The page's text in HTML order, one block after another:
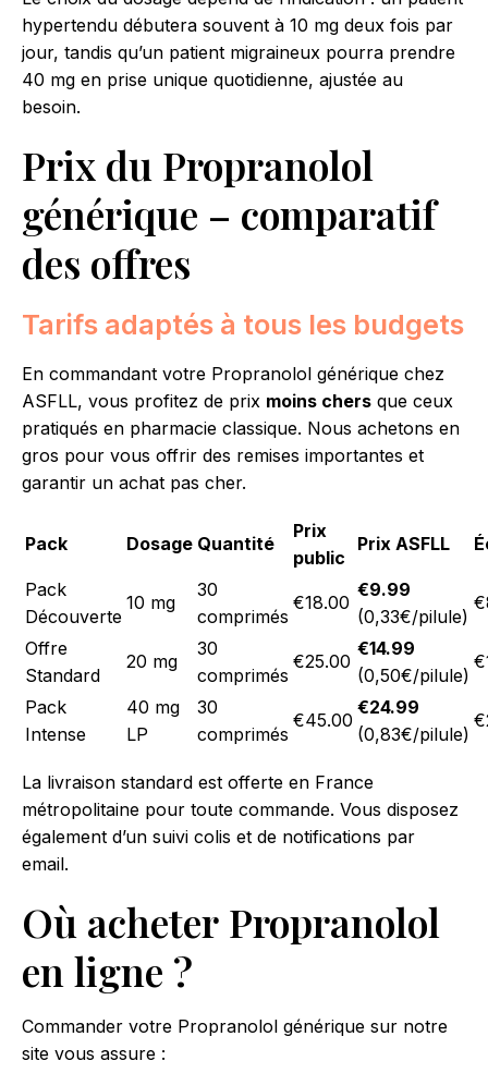
hypertendu débutera souvent à 10 mg deux fois par
jour, tandis qu’un patient migraineux pourra prendre
40 mg en prise unique quotidienne, ajustée au
besoin.
Prix du Propranolol
générique – comparatif
des offres
Tarifs adaptés à tous les budgets
En commandant votre Propranolol générique chez
ASFLL, vous profitez de prix moins chers que ceux
pratiqués en pharmacie classique. Nous achetons en
gros pour vous offrir des remises importantes et
garantir un achat pas cher.
Pack Dosage Quantité
Prix
public
Prix ASFLL
Pack
Découverte
10 mg
30
comprimés
€18.00
€9.99
(0,33€/pilule)
Offre
Standard
20 mg
30
comprimés
€25.00
€14.99
(0,50€/pilule)
Pack
Intense
40 mg
LP
30
comprimés
€45.00
€24.99
(0,83€/pilule)
La livraison standard est offerte en France
métropolitaine pour toute commande. Vous disposez
également d’un suivi colis et de notifications par
email.
Où acheter Propranolol
en ligne ?
Commander votre Propranolol générique sur notre
site vous assure :